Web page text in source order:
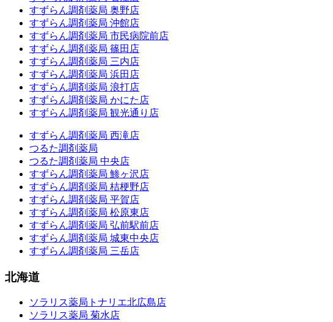
すずらん調剤薬局 奥野店
すずらん調剤薬局 沖館店
すずらん調剤薬局 市民病院前店
すずらん調剤薬局 篠田店
すずらん調剤薬局 三内店
すずらん調剤薬局 浜田店
すずらん調剤薬局 浪打店
すずらん調剤薬局 かにた店
すずらん調剤薬局 観光通り店
すずらん調剤薬局 西滝店
つるた調剤薬局
つるた調剤薬局 中央店
すずらん調剤薬局 鯵ヶ沢店
すずらん調剤薬局 桔梗野店
すずらん調剤薬局 平賀店
すずらん調剤薬局 松原東店
すずらん調剤薬局 弘前駅前店
すずらん調剤薬局 城東中央店
すずらん調剤薬局 三岳店
北海道
ソラリス薬局トナリエ北広島店
ソラリス薬局 菊水店